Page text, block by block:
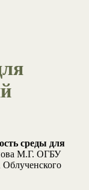
среды для
М.Г. ОГБУ